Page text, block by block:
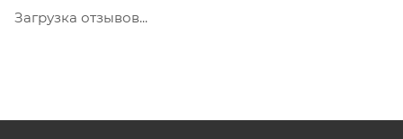
Загрузка отзывов...